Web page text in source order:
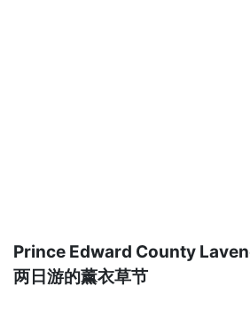
Prince Edward County
两日游的薰衣草节